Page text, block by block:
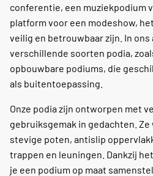
conferentie, een muziekpodium
platform voor een modeshow,
veilig en betrouwbaar zijn. In
verschillende soorten podia,
opbouwbare podiums, die
als buitentoepassing.
Onze podia zijn ontworpen met
gebruiksgemak in gedachten.
stevige poten, antislip
trappen en leuningen. Dankzij
je een podium op maat